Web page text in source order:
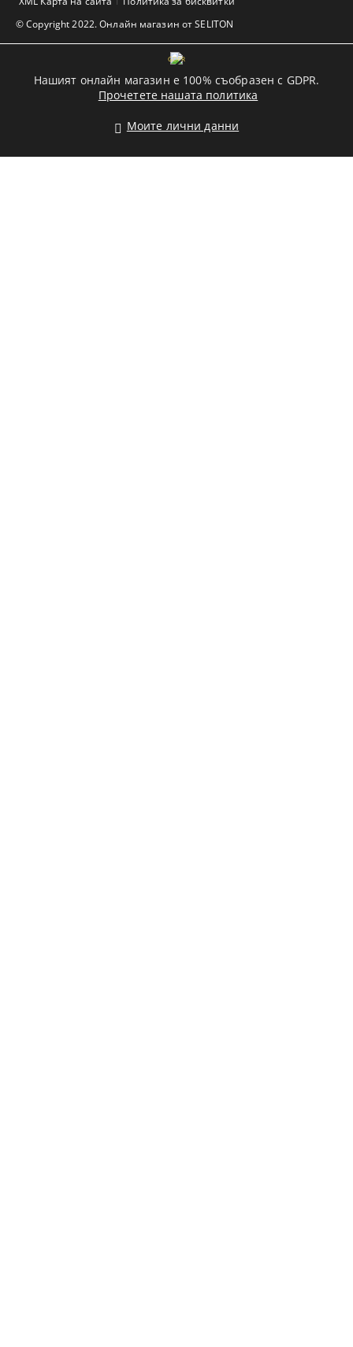
© Copyright 2022. Онлайн магазин от SELITON
GDPR
Нашият онлайн магазин е 100% съобразен с GDPR.
Прочетете нашата политика
Моите лични данни